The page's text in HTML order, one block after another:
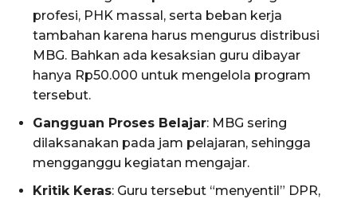
profesi, PHK massal, serta beban kerja
tambahan karena harus mengurus distribusi
MBG. Bahkan ada kesaksian guru dibayar
hanya Rp50.000 untuk mengelola program
tersebut.
Gangguan Proses Belajar: MBG sering
dilaksanakan pada jam pelajaran, sehingga
mengganggu kegiatan mengajar.
Kritik Keras: Guru tersebut “menyentil” DPR,